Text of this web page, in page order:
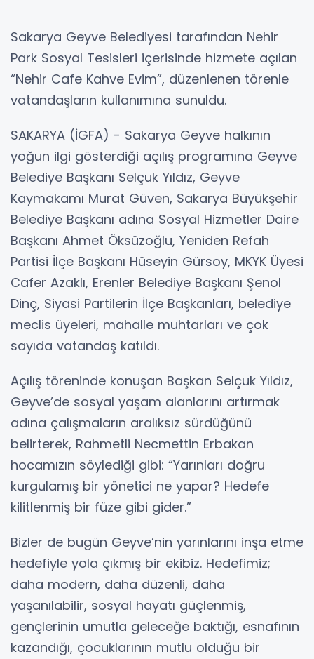
Sakarya Geyve Belediyesi tarafından Nehir
Park Sosyal Tesisleri içerisinde hizmete açılan
“Nehir Cafe Kahve Evim”, düzenlenen törenle
vatandaşların kullanımına sunuldu.
SAKARYA (İGFA) - Sakarya Geyve halkının
yoğun ilgi gösterdiği açılış programına Geyve
Belediye Başkanı Selçuk Yıldız, Geyve
Kaymakamı Murat Güven, Sakarya Büyükşehir
Belediye Başkanı adına Sosyal Hizmetler Daire
Başkanı Ahmet Öksüzoğlu, Yeniden Refah
Partisi İlçe Başkanı Hüseyin Gürsoy, MKYK Üyesi
Cafer Azaklı, Erenler Belediye Başkanı Şenol
Dinç, Siyasi Partilerin İlçe Başkanları, belediye
meclis üyeleri, mahalle muhtarları ve çok
sayıda vatandaş katıldı.
Açılış töreninde konuşan Başkan Selçuk Yıldız,
Geyve’de sosyal yaşam alanlarını artırmak
adına çalışmaların aralıksız sürdüğünü
belirterek, Rahmetli Necmettin Erbakan
hocamızın söylediği gibi: “Yarınları doğru
kurgulamış bir yönetici ne yapar? Hedefe
kilitlenmiş bir füze gibi gider.”
Bizler de bugün Geyve’nin yarınlarını inşa etme
hedefiyle yola çıkmış bir ekibiz. Hedefimiz;
daha modern, daha düzenli, daha
yaşanılabilir, sosyal hayatı güçlenmiş,
gençlerinin umutla geleceğe baktığı, esnafının
kazandığı, çocuklarının mutlu olduğu bir